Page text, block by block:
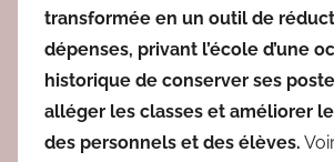
transformée en un outil de
dépenses, privant l’école d’une
historique de conserver ses
alléger les classes et améliorer
des personnels et des élèves.